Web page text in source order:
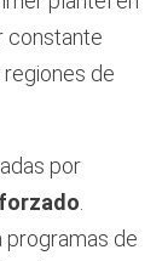
constante
de
por
.
programas de